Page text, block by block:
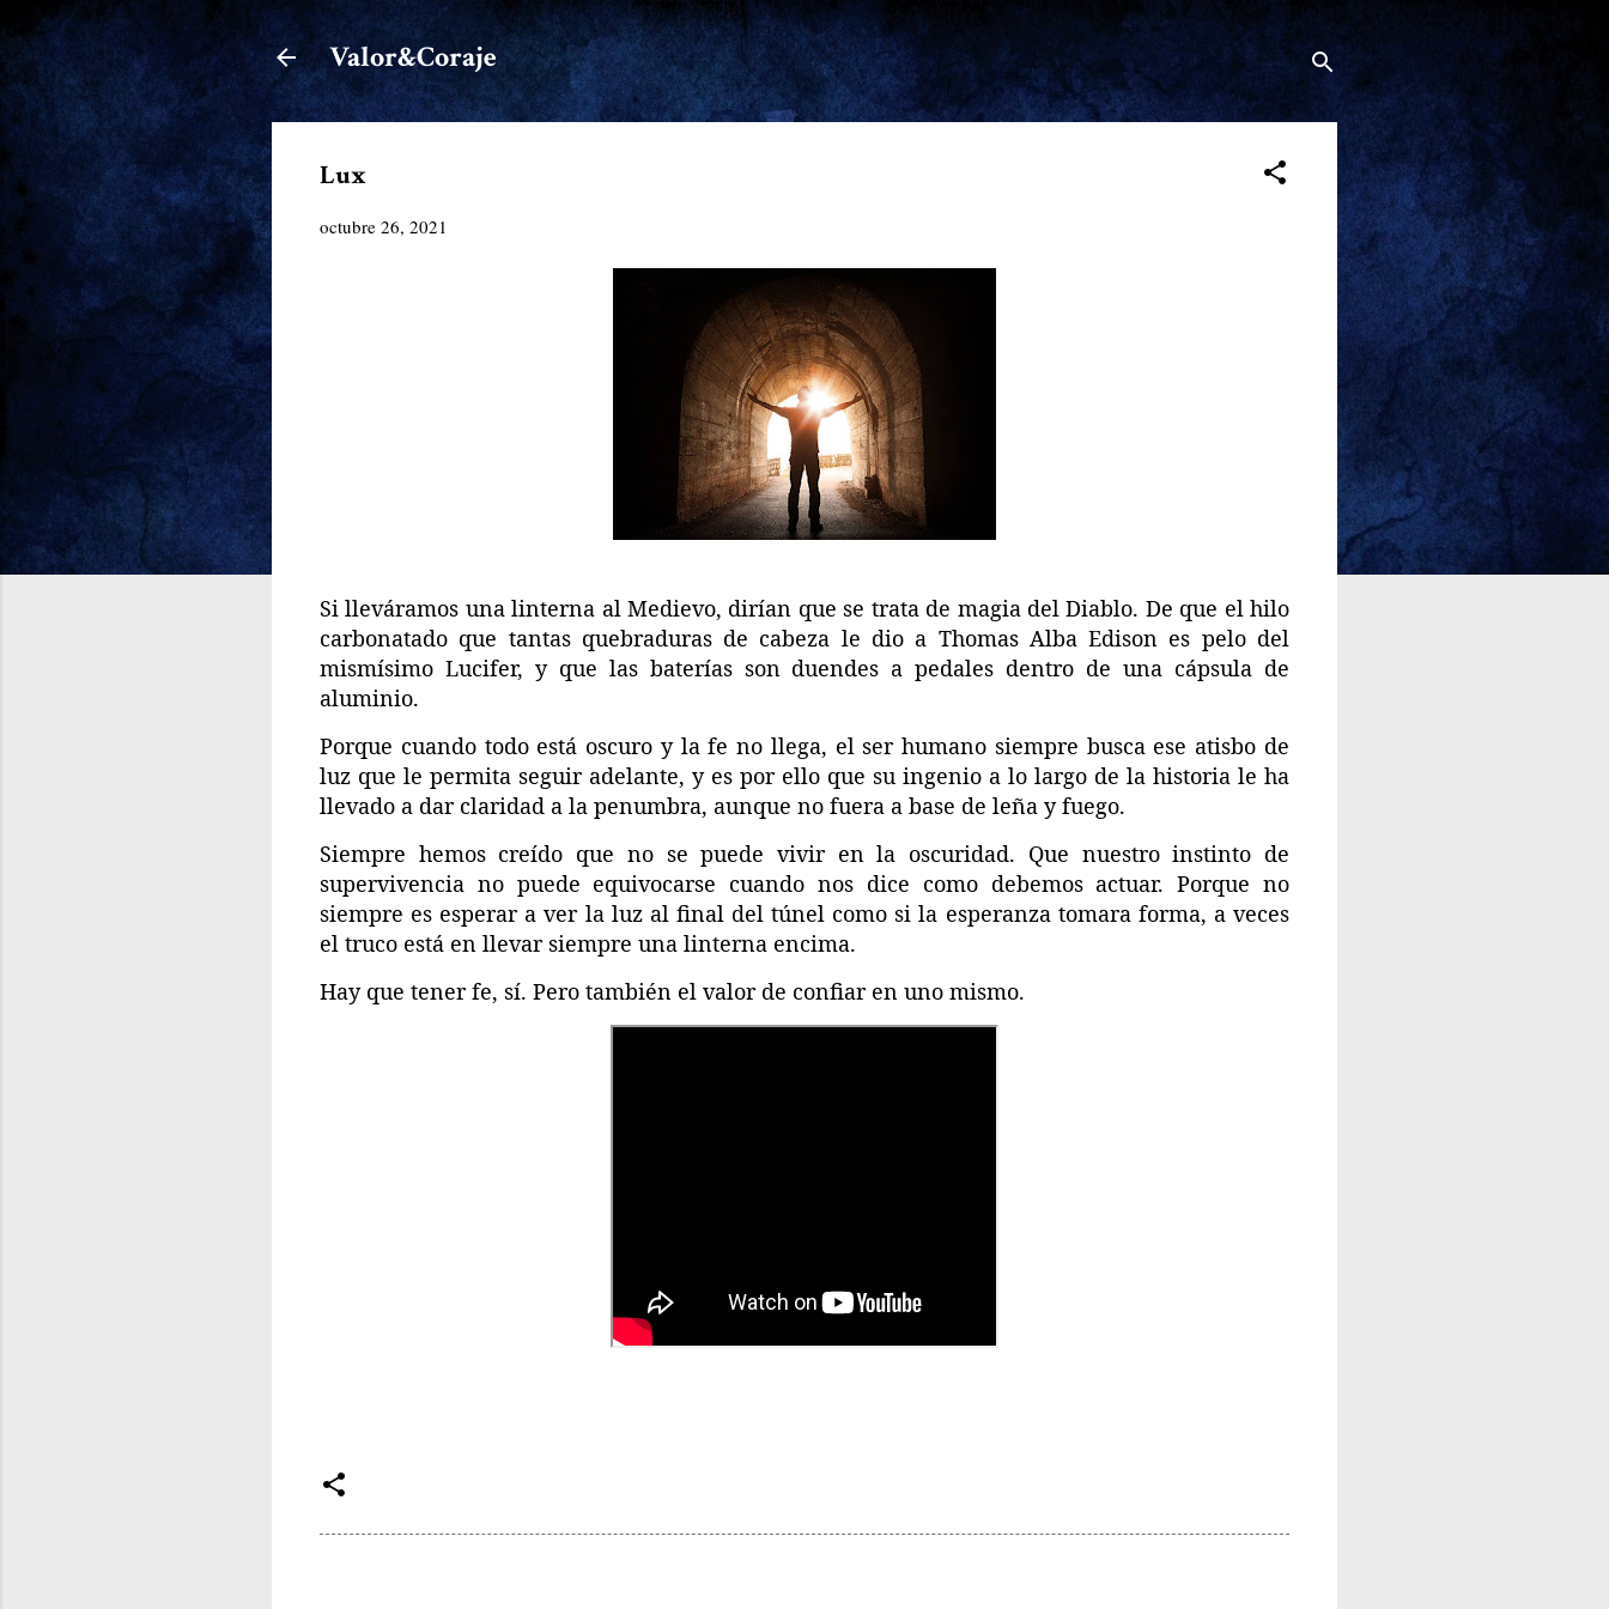
Ir al contenido principal
Valor&Coraje
Lux
octubre 26, 2021
Si lleváramos una linterna al Medievo, dirían que se trata de magia del Diablo. De que el hilo
carbonatado que tantas quebraduras de cabeza le dio a Thomas Alba Edison es pelo del
mismísimo Lucifer, y que las baterías son duendes a pedales dentro de una cápsula de
aluminio.
Porque cuando todo está oscuro y la fe no llega, el ser humano siempre busca ese atisbo de
luz que le permita seguir adelante, y es por ello que su ingenio a lo largo de la historia le ha
llevado a dar claridad a la penumbra, aunque no fuera a base de leña y fuego.
Siempre hemos creído que no se puede vivir en la oscuridad. Que nuestro instinto de
supervivencia no puede equivocarse cuando nos dice como debemos actuar. Porque no
siempre es esperar a ver la luz al final del túnel como si la esperanza tomara forma, a veces
el truco está en llevar siempre una linterna encima.
Hay que tener fe, sí. Pero también el valor de confiar en uno mismo.